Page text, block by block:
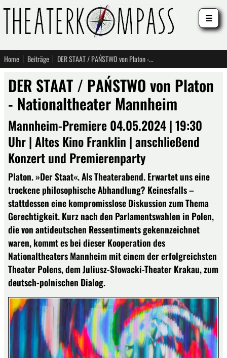
Home Beiträge DER STAAT / PAŃSTWO von Platon - Nationaltheater Mannheim
DER STAAT / PAŃSTWO von Platon
- Nationaltheater Mannheim
Mannheim-Premiere 04.05.2024 | 19:30
Uhr | Altes Kino Franklin | anschließend
Konzert und Premierenparty
Platon. »Der Staat«. Als Theaterabend. Erwartet uns eine
trockene philosophische Abhandlung? Keinesfalls –
stattdessen eine kompromisslose Diskussion zum Thema
Gerechtigkeit. Kurz nach den Parlamentswahlen in Polen,
die von antideutschen Ressentiments gekennzeichnet
waren, kommt es bei dieser Kooperation des
Nationaltheaters Mannheim mit einem der erfolgreichsten
Theater Polens, dem Juliusz-Słowacki-Theater Krakau, zum
deutsch-polnischen Dialog.
☰